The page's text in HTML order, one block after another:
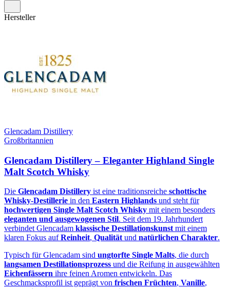
Hersteller
Glencadam Distillery
Großbritannien
Glencadam Distillery – Eleganter Highland Single
Malt Scotch Whisky
Die Glencadam Distillery ist eine traditionsreiche schottische
Whisky‑Destillerie in den Eastern Highlands und steht für
hochwertigen Single Malt Scotch Whisky mit einem besonders
eleganten und ausgewogenen Stil. Seit dem 19. Jahrhundert
verbindet Glencadam klassische Destillationskunst mit einem
klaren Fokus aufReinheit, Qualität und natürlichen Charakter.
Typisch für Glencadam sind ungtorfte Single Malts, die durch
langsamen Destillationsprozess und die Reifung in ausgewählten
Eichenfässern ihre feinen Aromen entwickeln. Das
Geschmacksprofil ist geprägt von frischen Früchten, Vanille,